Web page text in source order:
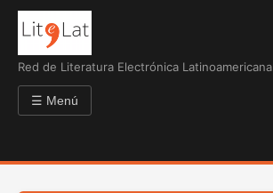
Red de Literatura Electrónica Latinoamericana
☰ Menú